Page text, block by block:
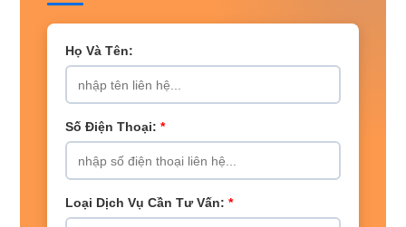
Họ Và Tên:
Số Điện Thoại: *
Loại Dịch Vụ Cần Tư Vấn: *